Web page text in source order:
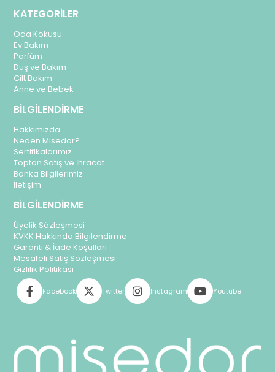
KATEGORİLER
Oda Kokusu
Ev Bakım
Parfüm
Duş ve Bakım
Cilt Bakım
Anne ve Bebek
BİLGİLENDİRME
Hakkımızda
Neden Misedor?
Sertifikalarımız
Toptan Satış ve İhracat
Banka Bilgilerimiz
İletişim
BİLGİLENDİRME
Üyelik Sözleşmesi
KVKK Hakkında Bilgilendirme
Garanti & İade Koşulları
Mesafeli Satış Sözleşmesi
Gizlilik Politikası
Facebook Twitter Instagram Youtube